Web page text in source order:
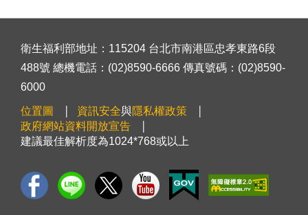
衛生福利部地址：115204 台北市南港區忠孝東路6段
488號 總機電話：(02)8590-6666 傳真號碼：(02)8590-
6000
位置圖 資訊安全與隱私權政策
政府網站資料開放宣告
建議最佳解析度為1024*768或以上